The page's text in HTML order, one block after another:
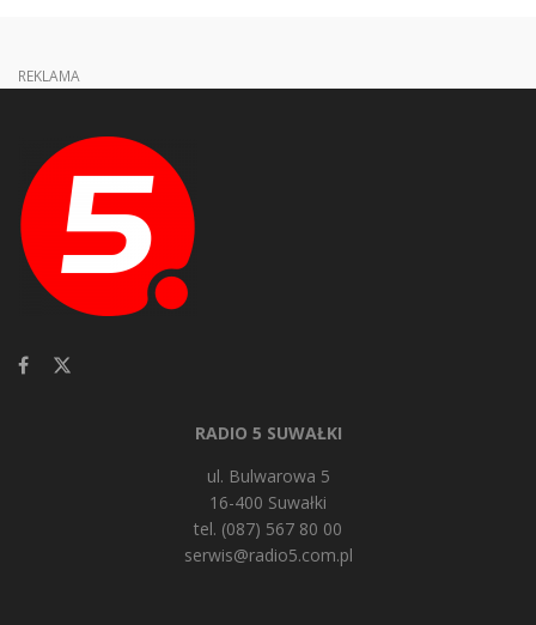
REKLAMA
RADIO 5 SUWAŁKI
ul. Bulwarowa 5
16-400 Suwałki
tel. (087) 567 80 00
serwis@radio5.com.pl